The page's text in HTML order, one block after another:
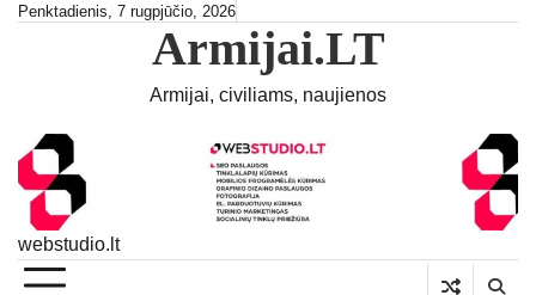
SkipPenktadienis, 7 rugpjūčio, 2026
Armijai.LT
Armijai, civiliams, naujienos
webstudio.lt